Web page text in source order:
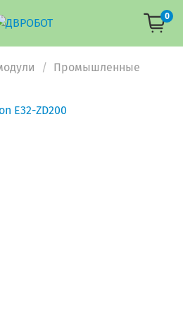
0
Промышленные